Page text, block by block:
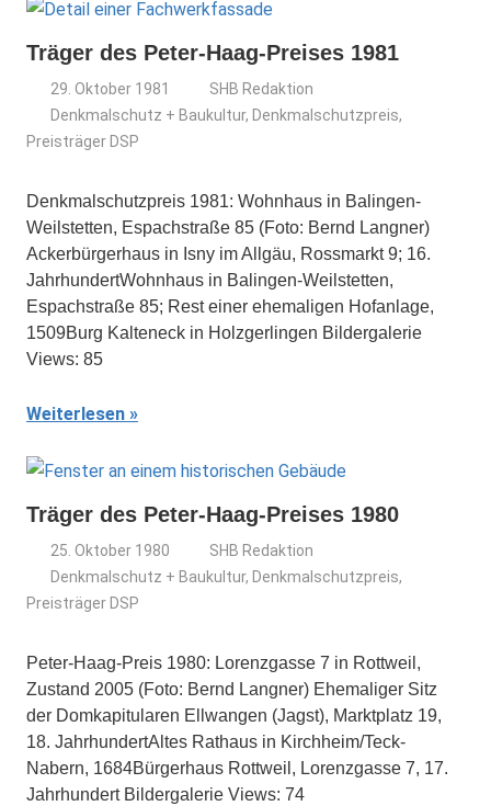
Träger des Peter-Haag-Preises 1981
29. Oktober 1981
SHB Redaktion
Denkmalschutz + Baukultur, Denkmalschutzpreis,
Preisträger DSP
Denkmalschutzpreis 1981: Wohnhaus in Balingen-
Weilstetten, Espachstraße 85 (Foto: Bernd Langner)
Ackerbürgerhaus in Isny im Allgäu, Rossmarkt 9; 16.
JahrhundertWohnhaus in Balingen-Weilstetten,
Espachstraße 85; Rest einer ehemaligen Hofanlage,
1509Burg Kalteneck in Holzgerlingen Bildergalerie
Views: 85
Weiterlesen
Träger des Peter-Haag-Preises 1980
25. Oktober 1980
SHB Redaktion
Denkmalschutz + Baukultur, Denkmalschutzpreis,
Preisträger DSP
Peter-Haag-Preis 1980: Lorenzgasse 7 in Rottweil,
Zustand 2005 (Foto: Bernd Langner) Ehemaliger Sitz
der Domkapitularen Ellwangen (Jagst), Marktplatz 19,
18. JahrhundertAltes Rathaus in Kirchheim/Teck-
Nabern, 1684Bürgerhaus Rottweil, Lorenzgasse 7, 17.
Jahrhundert Bildergalerie Views: 74